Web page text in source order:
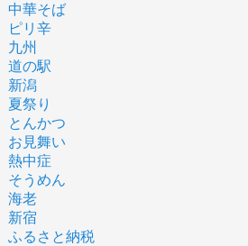
中華そば
ピリ辛
九州
道の駅
新潟
夏祭り
とんかつ
お見舞い
熱中症
そうめん
海老
新宿
ふるさと納税